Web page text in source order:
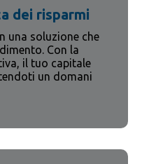
dei risparmi
una soluzione che
Con la
il tuo capitale
un domani